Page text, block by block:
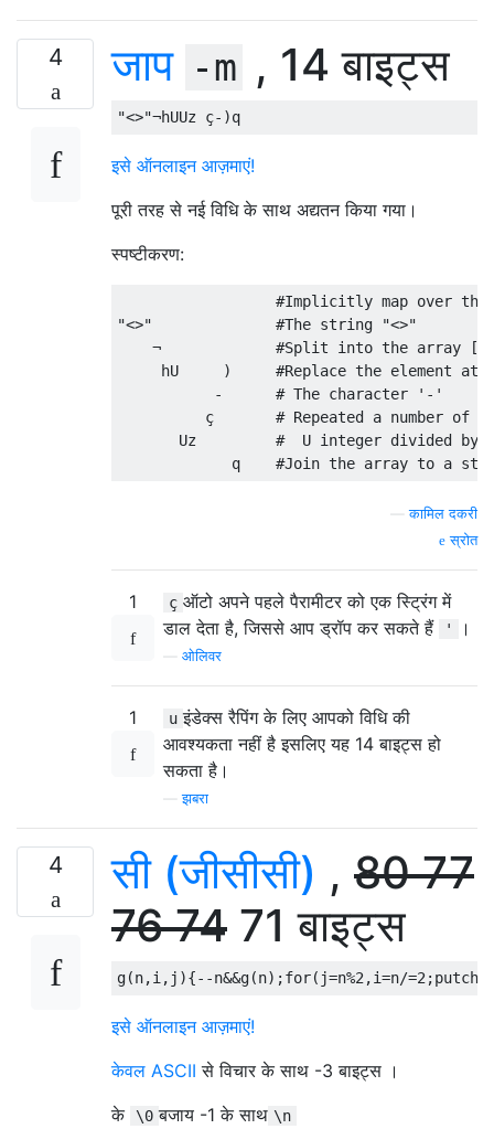
4 जाप -m , 14 बाइट्स
इसे ऑनलाइन आज़माएं!
पूरी तरह से नई विधि के साथ अद्यतन किया गया।
स्पष्टीकरण:
#Implicitly map over
"<>"              #The string "<>"
¬             #Split into the array
hU     )     #Replace the element at
           -      # The character '-'
ç       # Repeated a number of
Uz         #  U integer divided by
—कामिल दकरी
स्रोत
1 ç ऑटो अपने पहले पैरामीटर को एक स्ट्रिंग में
डाल देता है, जिससे आप ड्रॉप कर सकते हैं
' ।
ओलिवर
1 u इंडेक्स रैपिंग के लिए आपको विधि की
आवश्यकता नहीं है इसलिए यह 14 बाइट्स हो
सकता है।
—झबरा
4 सी (जीसीसी) , 8077
7674 71 बाइट्स
g(n,i , j ){--n&&g(n);for( j=n%2 ,i=n/=2 ;
इसे ऑनलाइन आज़माएं!
केवल ASCII से विचार के साथ -3 बाइट्स ।
के
\0 बजाय -1 के साथ \n